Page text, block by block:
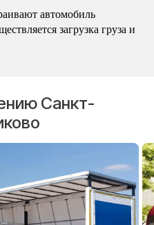
автомобиль
загрузка груза и
Санкт-